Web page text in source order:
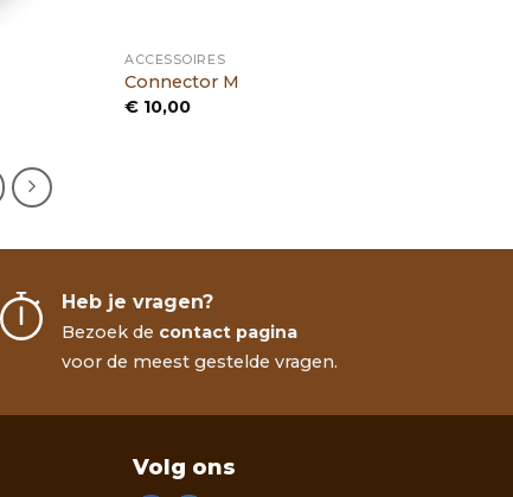
ACCESSOIRES
Connector M
€ 10,00
Heb je vragen?
Bezoek de contact pagina
voor de meest gestelde vragen.
Volg ons